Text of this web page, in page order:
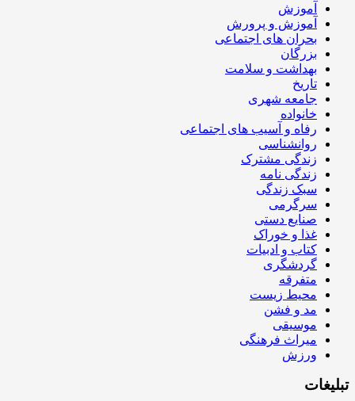
آموزش
آموزش و پرورش
بحران های اجتماعی
بزرگان
بهداشت و سلامت
تاریخ
جامعه شهری
خانواده
رفاه و آسیب های اجتماعی
روانشناسی
زندگی مشترک
زندگی نامه
سبک زندگی
سرگرمی
صنایع دستی
غذا و خوراک
کتاب و ادبیات
گردشگری
متفرقه
محیط زیست
مد و فشن
موسیقی
میراث فرهنگی
ورزش
تبلیغات